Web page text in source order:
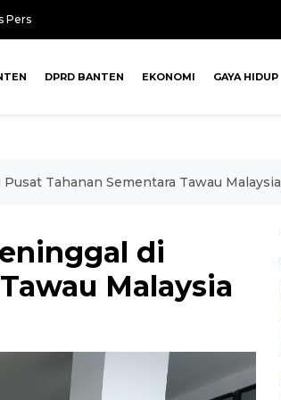
Pers
DPRD BANTEN EKONOMI GAYA HIDUP
Tahanan Sementara Tawau Malaysia
di
Malaysia